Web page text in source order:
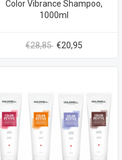
Color Vibrance Shampoo,
1000ml
€28,85 €20,95